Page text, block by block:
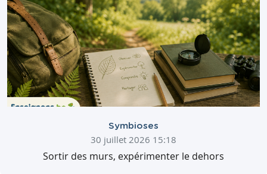
Symbioses
30 juillet 2026 15:18
Sortir des murs, expérimenter le dehors